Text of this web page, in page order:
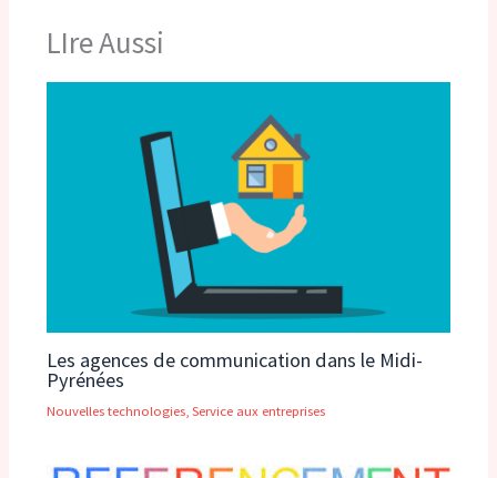
LIre Aussi
Les agences de communication dans le Midi-
Pyrénées
Nouvelles technologies, Service aux entreprises